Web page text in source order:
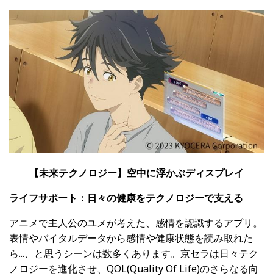
【未来テクノロジー】空中に浮かぶディスプレイ
ライフサポート：日々の健康をテクノロジーで支える
アニメで主人公のユメが考えた、感情を認識するアプリ。
表情やバイタルデータから感情や健康状態を読み取れた
ら...、と思うシーンは数多くあります。京セラは日々テク
ノロジーを進化させ、 QOL(Quality Of Life)のさらなる向